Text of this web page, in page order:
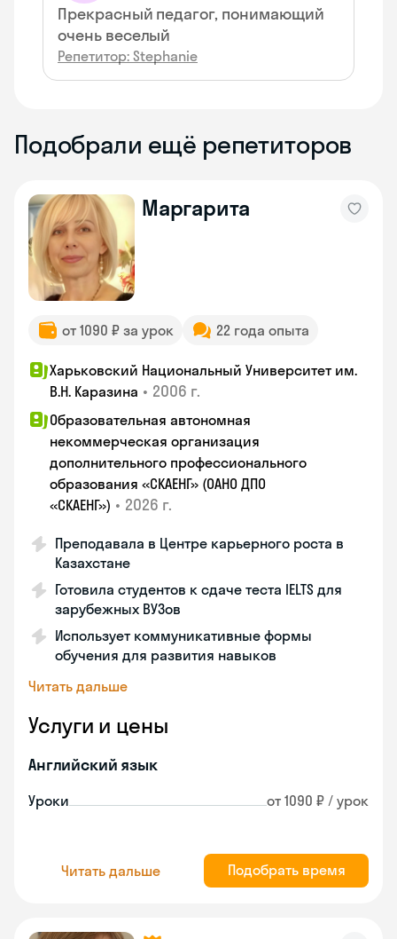
Прекрасный педагог, понимающий
очень веселый
Репетитор: Stephanie
Подобрали ещё репетиторов
Маргарита
от 1090 ₽ за урок 22 года опыта
Харьковский Национальный Университет им.
В.Н. Каразина • 2006 г.
Образовательная автономная
некоммерческая организация
дополнительного профессионального
образования «СКАЕНГ» (ОАНО ДПО
«СКАЕНГ») • 2026 г.
Преподавала в Центре карьерного роста в
Казахстане
Готовила студентов к сдаче теста IELTS для
зарубежных ВУЗов
Использует коммуникативные формы
обучения для развития навыков
Читать дальше
Услуги и цены
Английский язык
Уроки от 1090 ₽ / урок
Читать дальше Подобрать время